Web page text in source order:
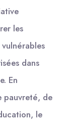
les
dans
En
pauvreté, de
le